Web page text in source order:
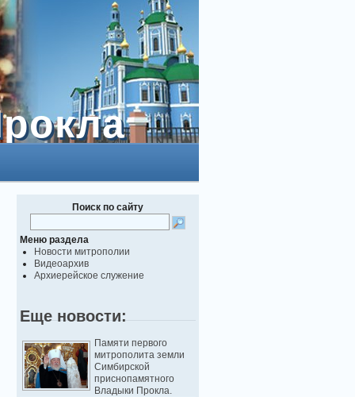
Поиск по сайту
Меню раздела
Новости митрополии
Видеоархив
Архиерейское служение
Еще новости:
Памяти первого
митрополита земли
Симбирской
приснопамятного
Владыки Прокла.